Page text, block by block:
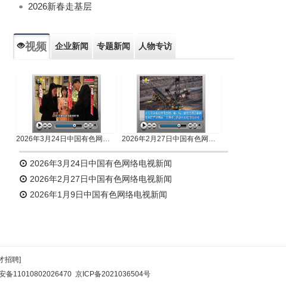
2026新春走基层
视频 企业新闻 专题新闻 人物专访
2026年3月24日中国有色网络电视新闻 2026年2月27日中国有色网络电视新闻
2026年3月24日中国有色网络电视新闻
2026年2月27日中国有色网络电视新闻
2026年1月9日中国有色网络电视新闻
招聘]
备11010802026470 京ICP备2021036504号